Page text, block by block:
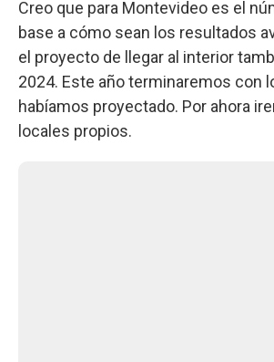
Creo que para Montevideo es el
base a cómo sean los resultados
el proyecto de llegar al interior
2024. Este año terminaremos con
habíamos proyectado. Por ahora
locales propios.